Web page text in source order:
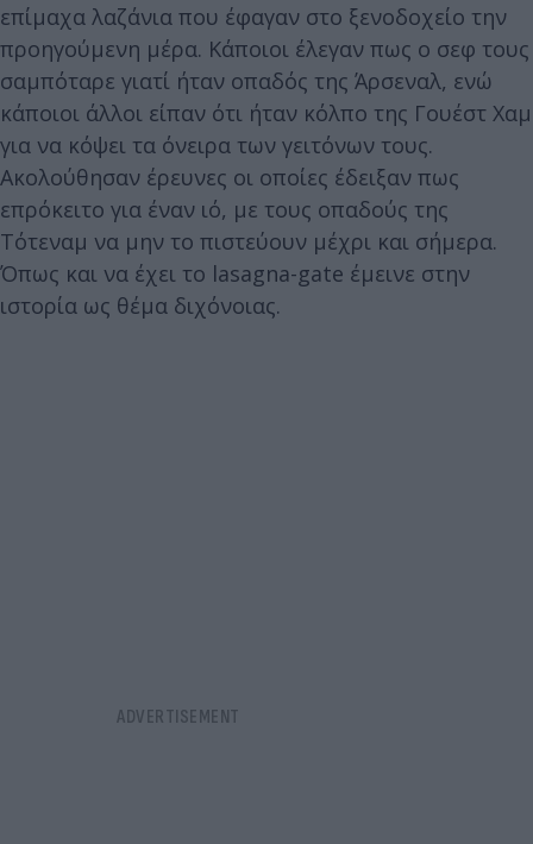
επίμαχα λαζάνια που έφαγαν στο ξενοδοχείο την
προηγούμενη μέρα. Κάποιοι έλεγαν πως ο σεφ τους
σαμπόταρε γιατί ήταν οπαδός της Άρσεναλ, ενώ
κάποιοι άλλοι είπαν ότι ήταν κόλπο της Γουέστ Χαμ
για να κόψει τα όνειρα των γειτόνων τους.
Ακολούθησαν έρευνες οι οποίες έδειξαν πως
επρόκειτο για έναν ιό, με τους οπαδούς της
Τότεναμ να μην το πιστεύουν μέχρι και σήμερα.
Όπως και να έχει το lasagna-gate έμεινε στην
ιστορία ως θέμα διχόνοιας.